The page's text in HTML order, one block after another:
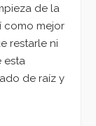
de la
como mejor
restarle ni
esta
de raíz y